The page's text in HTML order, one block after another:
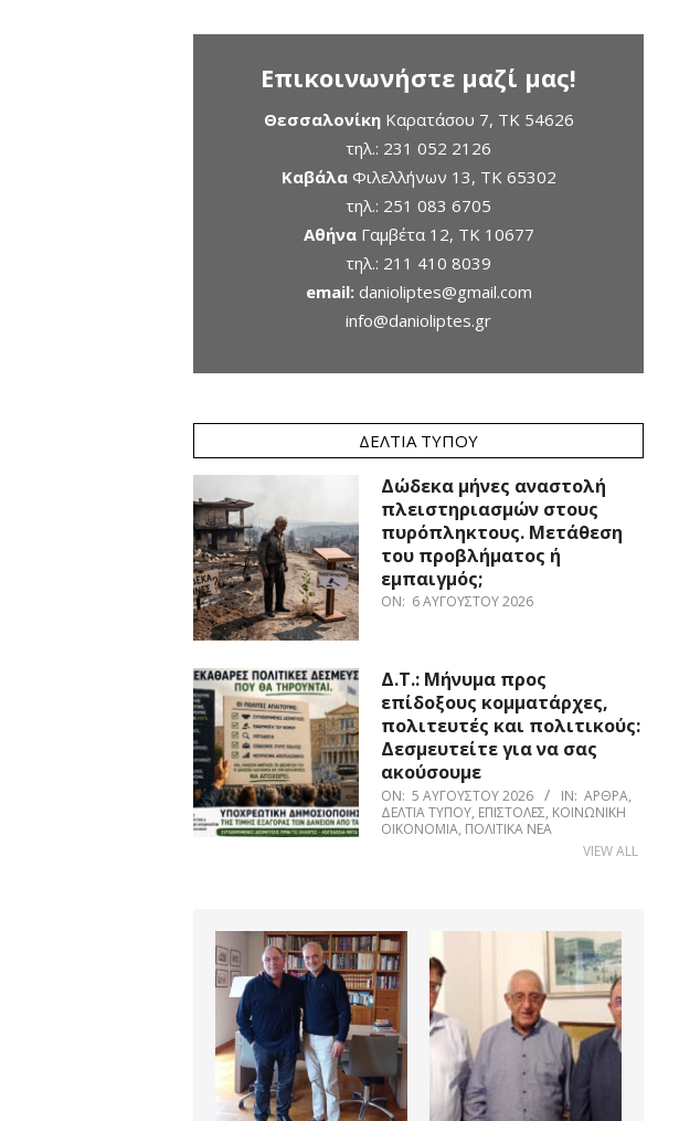
Επικοινωνήστε μαζί μας!
ΘεσσαλονίκηΚαρατάσου 7, TK 54626
τηλ.: 231 052 2126
ΚαβάλαΦιλελλήνων 13, ΤΚ 65302
τηλ.: 251 083 6705
ΑθήναΓαμβέτα 12, ΤΚ 10677
τηλ.: 211 410 8039
email: danioliptes@gmail.com
info@danioliptes.gr
ΔΕΛΤΊΑ ΤΎΠΟΥ
Δώδεκα μήνες αναστολή
πλειστηριασμών στους
πυρόπληκτους. Μετάθεση
του προβλήματος ή
εμπαιγμός;
ON: 6 ΑΥΓΟΎΣΤΟΥ 2026
Δ.Τ.: Μήνυμα προς
επίδοξους κομματάρχες,
πολιτευτές και πολιτικούς:
Δεσμευτείτε για να σας
ακούσουμε
ON: 5 ΑΥΓΟΎΣΤΟΥ 2026 IN: ΆΡΘΡΑ,
ΔΕΛΤΊΑ ΤΎΠΟΥ, ΕΠΙΣΤΟΛΈΣ, ΚΟΙΝΩΝΙΚΉ
ΟΙΚΟΝΟΜΊΑ, ΠΟΛΙΤΙΚΆ ΝΈΑ
VIEW ALL